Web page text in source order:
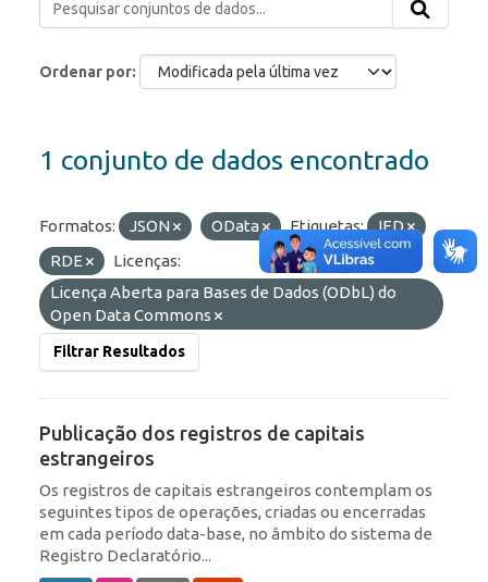
Ordenar por
1 conjunto de dados encontrado
Formatos: JSON OData Etiquetas:
IED
RDE
Licenças:
Licença Aberta para Bases de Dados (ODbL) do
Open Data Commons
Filtrar Resultados
Publicação dos registros de capitais
estrangeiros
Os registros de capitais estrangeiros contemplam os
seguintes tipos de operações, criadas ou encerradas
em cada período data-base, no âmbito do sistema de
Registro Declaratório...